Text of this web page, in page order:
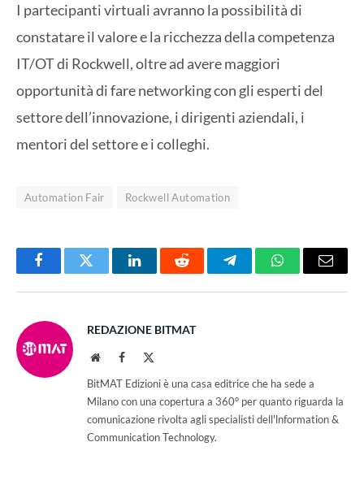
I partecipanti virtuali avranno la possibilità di
constatare il valore e la ricchezza della competenza
IT/OT di Rockwell, oltre ad avere maggiori
opportunità di fare networking con gli esperti del
settore dell’innovazione, i dirigenti aziendali, i
mentori del settore e i colleghi.
Automation Fair Rockwell Automation
FacebookTwitter LinkedInReddit TelegramWhatsAppEmail
REDAZIONE BITMAT
WebsiteFacebook
BitMAT Edizioni è una casa editrice che ha sede a
Milano con una copertura a 360° per quanto riguarda la
comunicazione rivolta agli specialisti dell'lnformation &
Communication Technology.